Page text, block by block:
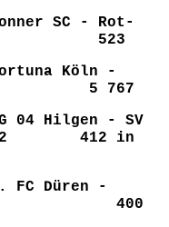
SC - Rot-
1:5 523
Köln -
5 767
04 Hilgen - SV
0:2 412 in
Düren -
4:0 400